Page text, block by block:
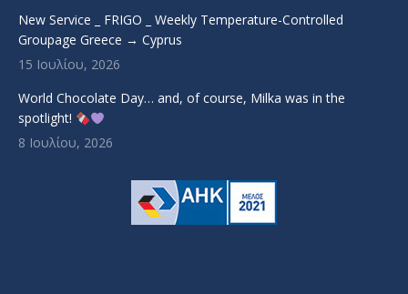
New Service _ FRIGO _ Weekly Temperature-Controlled
Groupage Greece → Cyprus
15 Ιουλίου, 2026
World Chocolate Day… and, of course, Milka was in the
spotlight!
8 Ιουλίου, 2026